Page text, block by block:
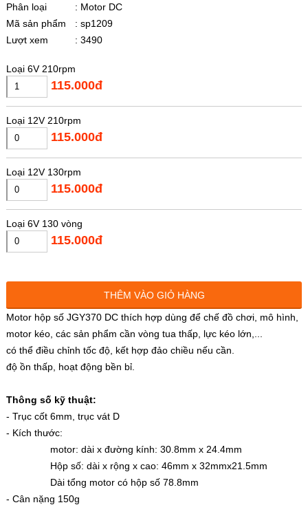
Phân loại
: Motor DC
Mã sản phẩm
: sp1209
Lượt xem
: 3490
Loại 6V 210rpm
115.000đ
Loại 12V 210rpm
115.000đ
Loại 12V 130rpm
115.000đ
Loại 6V 130 vòng
115.000đ
THÊM VÀO GIỎ HÀNG
Motor hộp số JGY370 DC thích hợp dùng để chế đồ chơi, mô hình,
motor kéo, các sản phẩm cần vòng tua thấp, lực kéo lớn,...
có thể điều chỉnh tốc độ, kết hợp đảo chiều nếu cần.
độ ồn thấp, hoạt động bền bỉ.
Thông số kỹ thuật:
- Trục cốt 6mm, trục vát D
- Kích thước:
motor: dài x đường kính: 30.8mm x 24.4mm
Hộp số: dài x rộng x cao: 46mm x 32mmx21.5mm
Dài tổng motor có hộp số 78.8mm
- Cân nặng 150g